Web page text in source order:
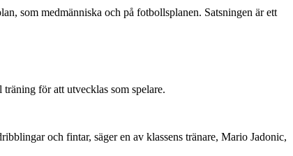
som medmänniska och på fotbollsplanen. Satsningen är ett
för att utvecklas som spelare.
och fintar, säger en av klassens tränare, Mario Jadonic,